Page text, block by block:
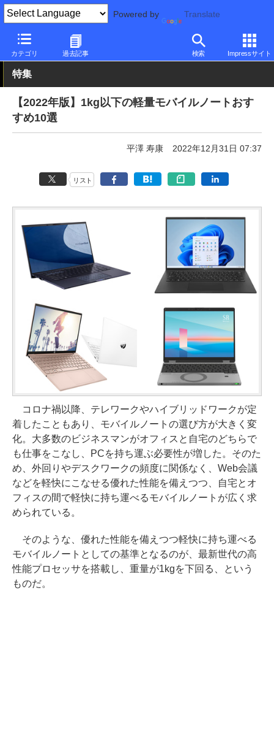
Powered by Translate
カテゴリ 過去記事 検索 Impressサイト
PC Watch パソコン/タブレット/スマートフォン モバイルノート
特集
【2022年版】1kg以下の軽量モバイルノートおす
すめ10選
平澤 寿康 2022年12月31日 07:37
リスト
コロナ禍以降、テレワークやハイブリッドワークが定
着したこともあり、モバイルノートの選び方が大きく変
化。大多数のビジネスマンがオフィスと自宅のどちらで
も仕事をこなし、PCを持ち運ぶ必要性が増した。そのた
め、外回りやデスクワークの頻度に関係なく、Web会議
などを軽快にこなせる優れた性能を備えつつ、自宅とオ
フィスの間で軽快に持ち運べるモバイルノートが広く求
められている。
そのような、優れた性能を備えつつ軽快に持ち運べる
モバイルノートとしての基準となるのが、最新世代の高
性能プロセッサを搭載し、重量が1kgを下回る、という
ものだ。